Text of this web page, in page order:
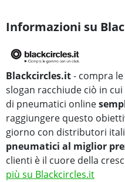
Informazioni su
Blackcircles.it- compra
slogan racchiude ciò in
di pneumatici online
raggiungere questo
giorno con distributori
pneumatici al miglior
clienti è il cuore della
più su Blackcircles.it